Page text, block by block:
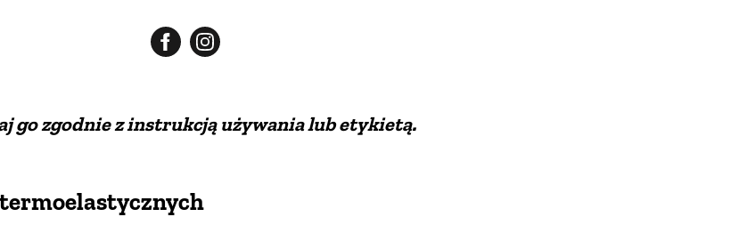
go zgodnie z instrukcją używania lub etykietą.